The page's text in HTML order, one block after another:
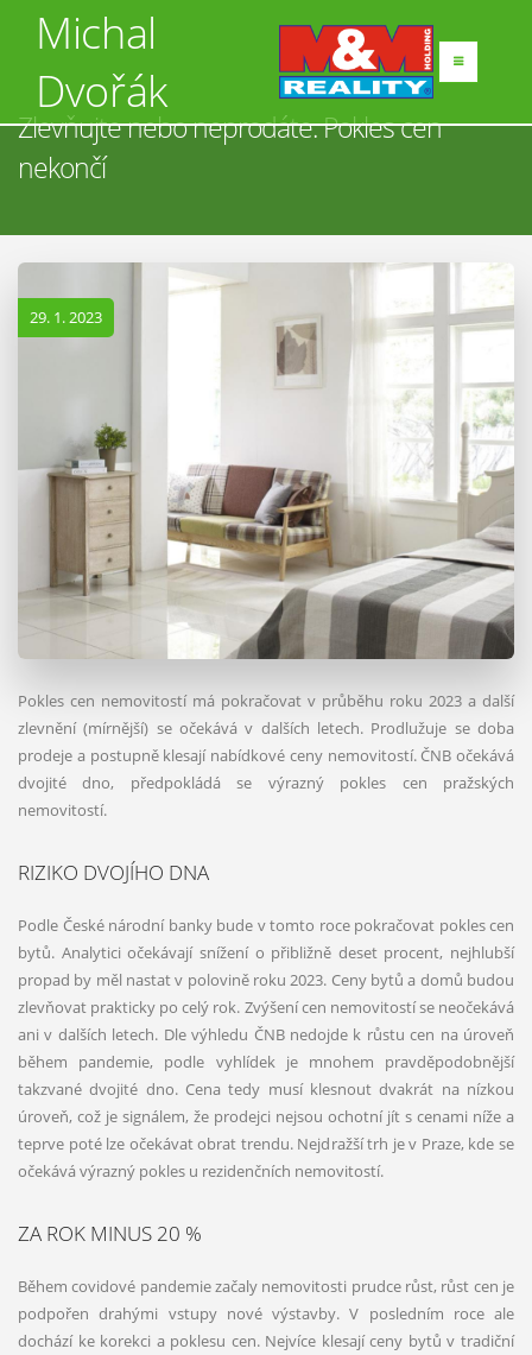
Michal
Dvořák
Zlevňujte nebo neprodáte. Pokles cen
nekončí
29. 1. 2023
Pokles cen nemovitostí má pokračovat v průběhu roku 2023 a další
zlevnění (mírnější) se očekává v dalších letech. Prodlužuje se doba
prodeje a postupně klesají nabídkové ceny nemovitostí. ČNB očekává
dvojité dno, předpokládá se výrazný pokles cen pražských
nemovitostí.
RIZIKO DVOJÍHO DNA
Podle České národní banky bude v tomto roce pokračovat pokles cen
bytů. Analytici očekávají snížení o přibližně deset procent, nejhlubší
propad by měl nastat v polovině roku 2023. Ceny bytů a domů budou
zlevňovat prakticky po celý rok. Zvýšení cen nemovitostí se neočekává
ani v dalších letech. Dle výhledu ČNB nedojde k růstu cen na úroveň
během pandemie, podle vyhlídek je mnohem pravděpodobnější
takzvané dvojité dno. Cena tedy musí klesnout dvakrát na nízkou
úroveň, což je signálem, že prodejci nejsou ochotní jít s cenami níže a
teprve poté lze očekávat obrat trendu. Nejdražší trh je v Praze, kde se
očekává výrazný pokles u rezidenčních nemovitostí.
ZA ROK MINUS 20 %
Během covidové pandemie začaly nemovitosti prudce růst, růst cen je
podpořen drahými vstupy nové výstavby. V posledním roce ale
dochází ke korekci a poklesu cen. Nejvíce klesají ceny bytů v tradiční